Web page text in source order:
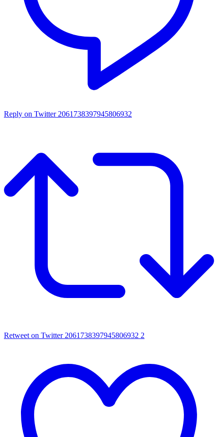
Reply on Twitter 2061738397945806932
Retweet on Twitter 2061738397945806932 2